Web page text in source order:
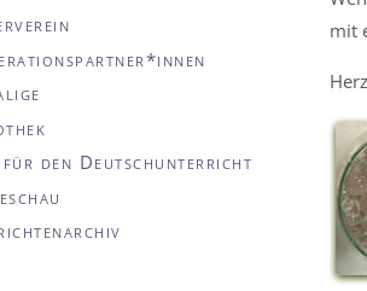
mit
den Deutschunterricht